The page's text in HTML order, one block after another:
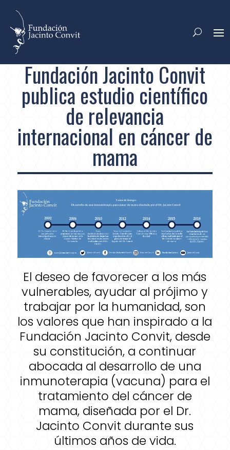
Fundación Jacinto Convit
publica estudio científico
de relevancia
internacional en cáncer de
mama
El deseo de favorecer a los más
vulnerables, ayudar al prójimo y
trabajar por la humanidad, son
los valores que han inspirado a la
Fundación Jacinto Convit, desde
su constitución, a continuar
abocada al desarrollo de una
inmunoterapia (vacuna) para el
tratamiento del cáncer de
mama, diseñada por el Dr.
Jacinto Convit durante sus
últimos años de vida.